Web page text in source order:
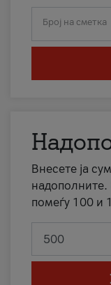
Број на сметка
Внесете ја
надополните.
помеѓу 100 и